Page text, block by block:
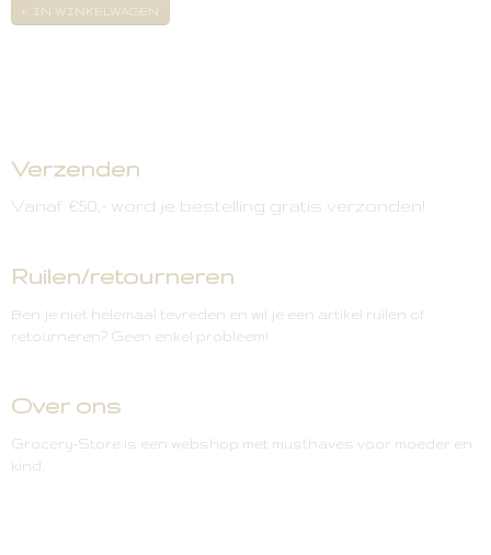
IN WINKELWAGEN
Verzenden
Vanaf €50,- word je bestelling gratis verzonden!
Ruilen/retourneren
Ben je niet helemaal tevreden en wil je een artikel ruilen of
retourneren? Geen enkel probleem!
Over ons
Grocery-Store is een webshop met musthaves voor moeder en
kind.